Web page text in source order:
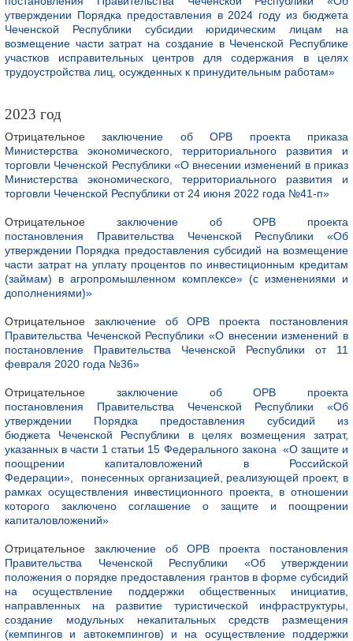
утверждении Порядка предоставления в 2024 году из бюджета
Чеченской Республики субсидии юридическим лицам на
возмещение части затрат на создание в Чеченской Республике
участков исправительных центров для содержания в целях
трудоустройства лиц, осужденных к принудительным работам»
2023 год
Отрицательное заключение об ОРВ проекта приказа
Министерства экономического, территориального развития и
торговли Чеченской Республики «О внесении изменений в приказ
Министерства экономического, территориального развития и
торговли Чеченской Республики от 24 июня 2022 года №41-п»
Отрицательное заключение об ОРВ проекта
постановления Правительства Чеченской Республики «Об
утверждении Порядка предоставления субсидий на возмещение
части затрат на уплату процентов по инвестиционным кредитам
(займам) в агропромышленном комплексе» (с изменениями и
дополнениями)»
Отрицательное заключение об ОРВ проекта постановления
Правительства Чеченской Республики «О внесении изменений в
постановление Правительства Чеченской Республики от 11
февраля 2020 года №36»
Отрицательное заключение об ОРВ проекта
постановления Правительства Чеченской Республики «Об
утверждении Порядка предоставления субсидий из
бюджета Чеченской Республики в целях возмещения затрат,
указанных в части 1 статьи 15 Федерального закона «О защите и
поощрении капиталовложений в Российской
Федерации», понесенных организацией, реализующей проект, в
рамках осуществления инвестиционного проекта, в отношении
которого заключено соглашение о защите и поощрении
капиталовложений»
Отрицательное заключение об ОРВ проекта постановления
Правительства Чеченской Республики «Об утверждении
положения о порядке предоставления грантов в форме субсидий
на осуществление поддержки общественных инициатив,
направленных на развитие туристической инфраструктуры,
создание модульных некапитальных средств размещения
(кемпингов и автокемпингов) и на осуществление поддержки